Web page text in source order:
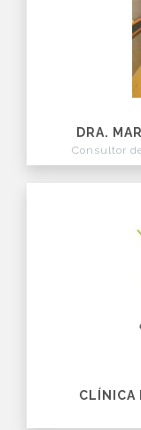
DRA.
Consultor
CLÍNICA